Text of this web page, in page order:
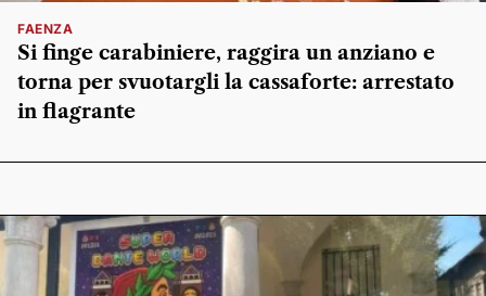
FAENZA
Si finge carabiniere, raggira un anziano e
torna per svuotargli la cassaforte: arrestato
in flagrante